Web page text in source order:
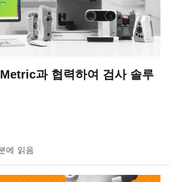
과 협력하여 검사 솔루
에 읽음